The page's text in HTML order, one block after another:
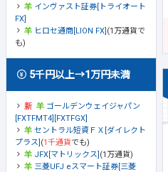
インヴァスト証券[トライオート
FX]
ヒロセ通商[LION FX] (1万通貨で
も)
5千円以上→1万円未満
ゴールデンウェイジャパン
[FXTFMT4][FXTFGX]
セントラル短資ＦＸ[ダイレクト
プラス] (1千通貨でも)
JFX[マトリックス] (1万通貨)
三菱UFJ eスマート証券[三菱